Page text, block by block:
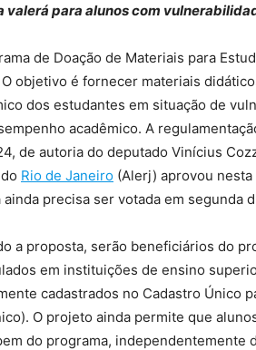
valerá para alunos com
de Doação de Materiais para
objetivo é fornecer materiais
dos estudantes em situação de
acadêmico. A
de autoria do deputado Vinícius
Rio de Janeiro (Alerj) aprovou
ainda precisa ser votada em segunda
a proposta, serão beneficiários do
em instituições de ensino
cadastrados no Cadastro Único
O projeto ainda permite que
do programa, independentemente